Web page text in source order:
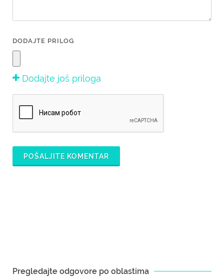
DODAJTE PRILOG
Dodajte još priloga
POŠALJITE KOMENTAR
Pregledajte odgovore po oblastima